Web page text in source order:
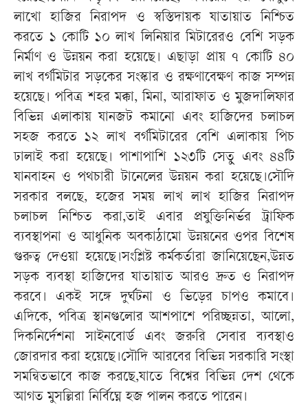
লাখো হাজির নিরাপদ ও স্বস্তিদায়ক যাতায়াত নিশ্চিত
করতে ১ কোটি ১০ লাখ লিনিয়ার মিটারেরও বেশি সড়ক
নির্মাণ ও উন্নয়ন করা হয়েছে। এছাড়া প্রায় ৭ কোটি ৪০
লাখ বর্গমিটার সড়কের সংস্কার ও রক্ষণাবেক্ষণ কাজ সম্পন্ন
হয়েছে। পবিত্র শহর মক্কা, মিনা, আরাফাত ও মুজদালিফার
বিভিন্ন এলাকায় যানজট কমানো এবং হাজিদের চলাচল
সহজ করতে ১২ লাখ বর্গমিটারের বেশি এলাকায় পিচ
ঢালাই করা হয়েছে। পাশাপাশি ১২৩টি সেতু এবং ৪৪টি
যানবাহন ও পথচারী টানেলের উন্নয়ন করা হয়েছে।সৌদি
সরকার বলছে, হজের সময় লাখ লাখ হাজির নিরাপদ
চলাচল নিশ্চিত করা,তাই এবার প্রযুক্তিনির্ভর ট্রাফিক
ব্যবস্থাপনা ও আধুনিক অবকাঠামো উন্নয়নের ওপর বিশেষ
গুরুত্ব দেওয়া হয়েছে।সংশ্লিষ্ট কর্মকর্তারা জানিয়েছেন,উন্নত
সড়ক ব্যবস্থা হাজিদের যাতায়াত আরও দ্রুত ও নিরাপদ
করবে। একই সঙ্গে দুর্ঘটনা ও ভিড়ের চাপও কমাবে।
এদিকে, পবিত্র স্থানগুলোর আশপাশে পরিচ্ছন্নতা, আলো,
দিকনির্দেশনা সাইনবোর্ড এবং জরুরি সেবার ব্যবস্থাও
জোরদার করা হয়েছে।সৌদি আরবের বিভিন্ন সরকারি সংস্থা
সমন্বিতভাবে কাজ করছে,যাতে বিশ্বের বিভিন্ন দেশ থেকে
আগত মুসল্লিরা নির্বিঘ্নে হজ পালন করতে পারেন।